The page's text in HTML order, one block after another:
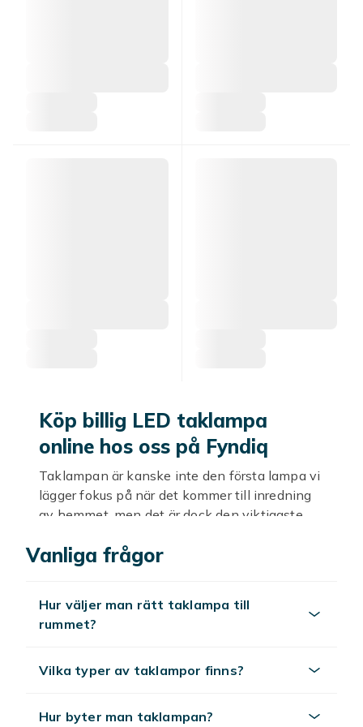
Köp billig LED taklampa
online hos oss på Fyndiq
Taklampan är kanske inte den första lampa vi
lägger fokus på när det kommer till inredning
av hemmet, men det är dock den viktigaste.
det lätt att man inte får till rätt stämning i
taklampa. Dessa taklampor har lång livslängd
och finns både som vanliga lampor och som
taklampa redan idag, online hos oss på
Vanliga frågor
Hur väljer man rätt taklampa till
rummet?
Vilka typer av taklampor finns?
Hur byter man taklampan?